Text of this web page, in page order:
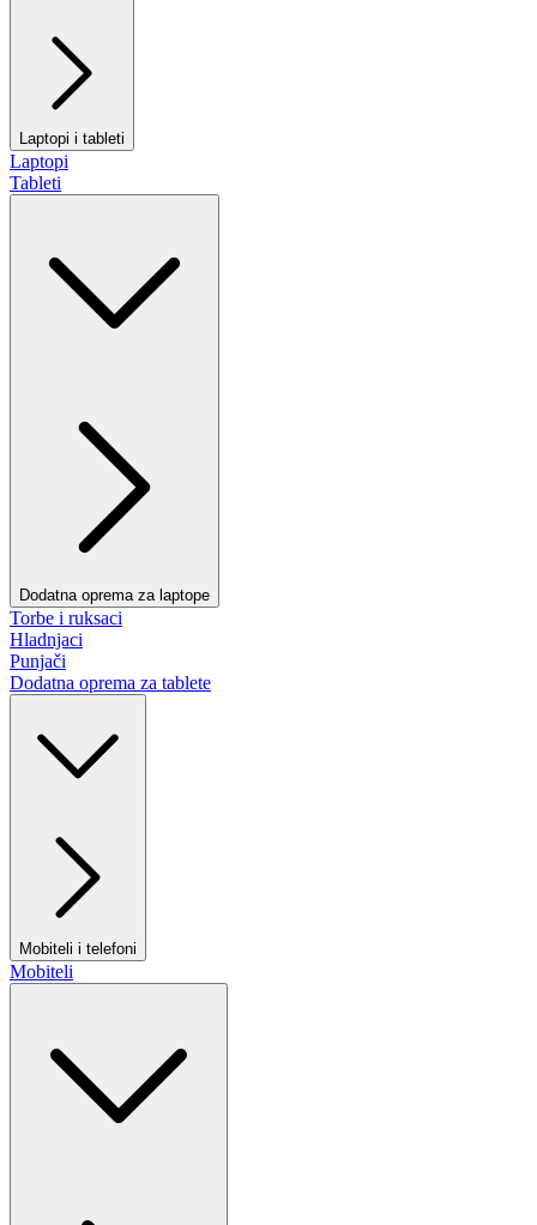
Laptopi i tableti
Laptopi
Tableti
Dodatna oprema za laptope
Torbe i ruksaci
Hladnjaci
Punjači
Dodatna oprema za tablete
Mobiteli i telefoni
Mobiteli